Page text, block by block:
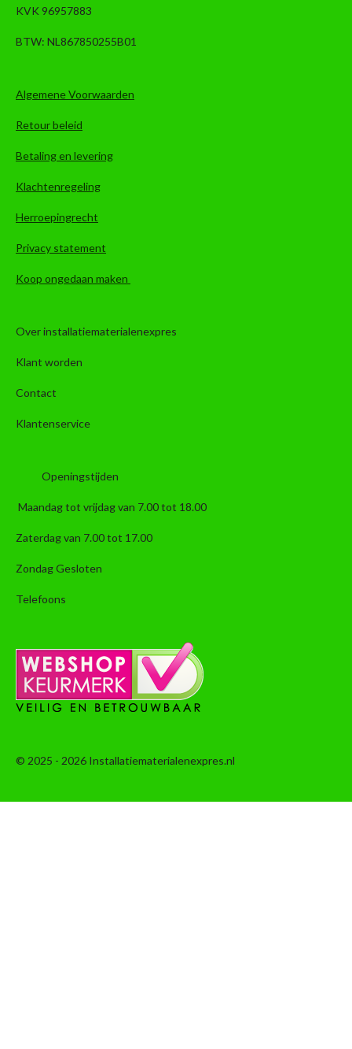
KVK 96957883
BTW: NL867850255B01
Algemene Voorwaarden
Retour beleid
Betaling en levering
Klachtenregeling
Herroepingrecht
Privacy statement
Koop ongedaan maken
Over installatiematerialenexpres
Klant worden
Contact
Klantenservice
Openingstijden
Maandag tot vrijdag van 7.00 tot 18.00
Zaterdag van 7.00 tot 17.00
Zondag Gesloten
Telefoons
© 2025 - 2026 Installatiematerialenexpres.nl